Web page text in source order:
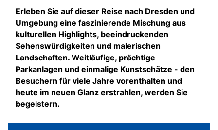
Erleben Sie auf dieser Reise nach Dresden und
Umgebung eine faszinierende Mischung aus
kulturellen Highlights, beeindruckenden
Sehenswürdigkeiten und malerischen
Landschaften. Weitläufige, prächtige
Parkanlagen und einmalige Kunstschätze - den
Besuchern für viele Jahre vorenthalten und
heute im neuen Glanz erstrahlen, werden Sie
begeistern.